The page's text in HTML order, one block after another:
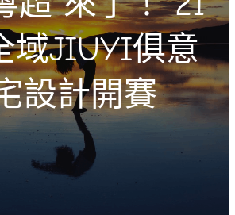
域JIUYI俱意
設計開賽